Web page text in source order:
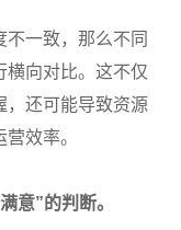
一致，那么不同
横向对比。这不仅
，还可能导致资源
效率。
意”的判断。